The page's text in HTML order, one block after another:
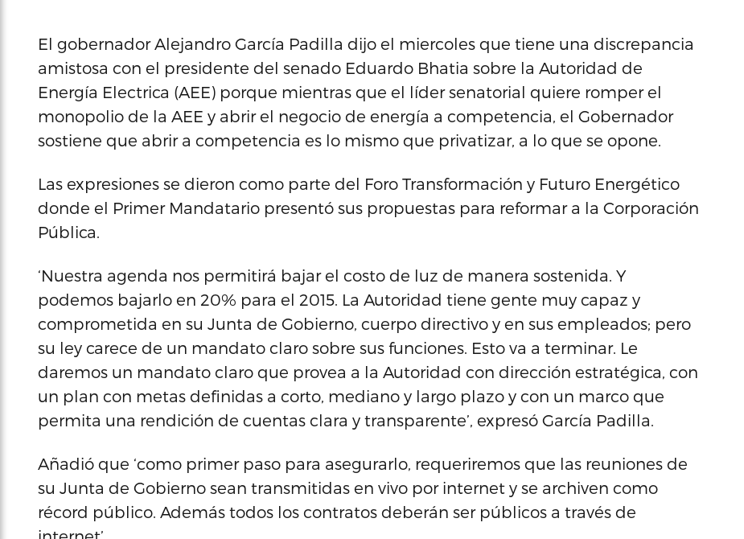
El gobernador Alejandro García Padilla dijo el miercoles que tiene una discrepancia
amistosa con el presidente del senado Eduardo Bhatia sobre la Autoridad de
Energía Electrica (AEE) porque mientras que el líder senatorial quiere romper el
monopolio de la AEE y abrir el negocio de energía a competencia, el Gobernador
sostiene que abrir a competencia es lo mismo que privatizar, a lo que se opone.
Las expresiones se dieron como parte del Foro Transformación y Futuro Energético
donde el Primer Mandatario presentó sus propuestas para reformar a la Corporación
Pública.
‘Nuestra agenda nos permitirá bajar el costo de luz de manera sostenida. Y
podemos bajarlo en 20% para el 2015. La Autoridad tiene gente muy capaz y
comprometida en su Junta de Gobierno, cuerpo directivo y en sus empleados; pero
su ley carece de un mandato claro sobre sus funciones. Esto va a terminar. Le
daremos un mandato claro que provea a la Autoridad con dirección estratégica, con
un plan con metas definidas a corto, mediano y largo plazo y con un marco que
permita una rendición de cuentas clara y transparente’, expresó García Padilla.
Añadió que ‘como primer paso para asegurarlo, requeriremos que las reuniones de
su Junta de Gobierno sean transmitidas en vivo por internet y se archiven como
récord público. Además todos los contratos deberán ser públicos a través de